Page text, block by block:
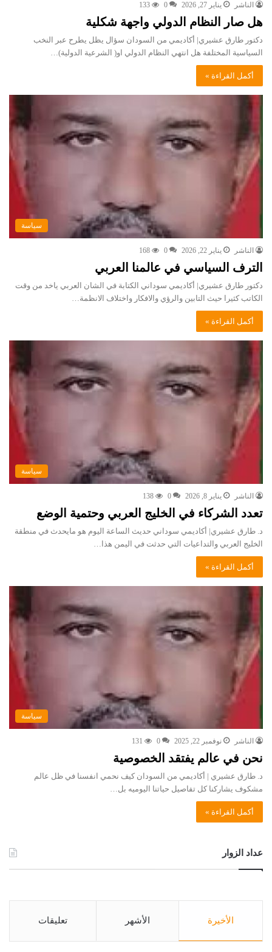
الناشر يناير 27, 2026 0
133
هل صار النظام الدولي واجهة شكلية
دكتور طارق عشيري| أكاديمي من السودان سؤال يظل يطرح عبر النخب
السياسية المختلفة هل انتهي النظام الدولي او( الشرعية الدولية)…
أكمل القراءة »
سياسة
الناشر يناير 22, 2026 0
168
الترف السياسي في عالمنا العربي
دكتور طارق عشيري| أكاديمي سوداني الكتابة في الشان العربي ياخد من وقت
الكاتب كثيرا حيث التابين والرؤي والافكار واختلاف الانظمة…
أكمل القراءة »
سياسة
الناشر يناير 8, 2026 0
138
تعدد الشركاء في الخليج العربي وحتمية الوضع
د. طارق عشيري| أكاديمي سوداني حديث الساعة اليوم هو مايحدث في منطقة
الخليج العربي والتداعيات التي حدثت في اليمن هذا…
أكمل القراءة »
سياسة
الناشر نوفمبر 22, 2025 0
131
نحن في عالم يفتقد الخصوصية
د. طارق عشيري | أكاديمي من السودان كيف نحمي انفسنا في ظل عالم
مشكوف يشاركنا كل تفاصيل حياتنا اليوميه بل…
أكمل القراءة »
عداد الزوار
الأخيرة الأشهر تعليقات